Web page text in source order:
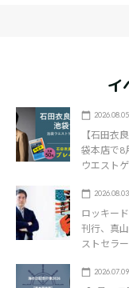
イ
2026.08.05
【石田衣
袋本店で8
ウエスト
2026.08.03
ロッキー
刊行、真
ストセラ
2026.07.09